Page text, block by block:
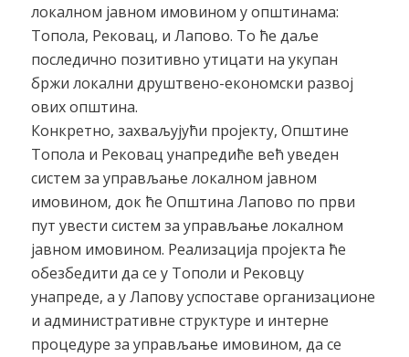
локалном јавном имовином у општинама:
Топола, Рековац, и Лапово. То ће даље
последично позитивно утицати на укупан
бржи локални друштвено-економски развој
ових општина.
Конкретно, захваљујући пројекту, Општине
Топола и Рековац унапредиће већ уведен
систем за управљање локалном јавном
имовином, док ће Општина Лапово по први
пут увести систем за управљање локалном
јавном имовином. Реализација пројекта ће
обезбедити да се у Тополи и Рековцу
унапреде, а у Лапову успоставе организационе
и административне структуре и интерне
процедуре за управљање имовином, да се